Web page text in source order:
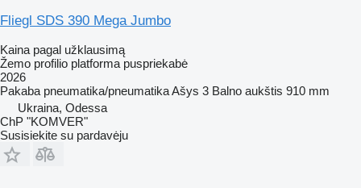
Fliegl SDS 390 Mega Jumbo
Kaina pagal užklausimą
Žemo profilio platforma puspriekabė
2026
Pakaba pneumatika/pneumatikaAšys 3 Balno aukštis 910 mm
Ukraina, Odessa
ChP "KOMVER"
Susisiekite su pardavėju